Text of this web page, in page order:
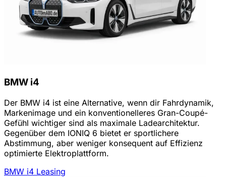
BMW i4
Der BMW i4 ist eine Alternative, wenn dir Fahrdynamik,
Markenimage und ein konventionelleres Gran-Coupé-
Gefühl wichtiger sind als maximale Ladearchitektur.
Gegenüber dem IONIQ 6 bietet er sportlichere
Abstimmung, aber weniger konsequent auf Effizienz
optimierte Elektroplattform.
BMW i4 Leasing